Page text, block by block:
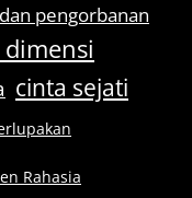
pengorbanan
cinta sejati
Rahasia